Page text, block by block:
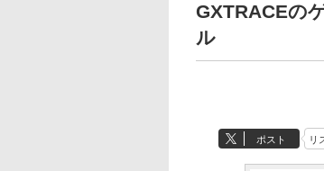
GXTRACEの
ル
ポスト リ